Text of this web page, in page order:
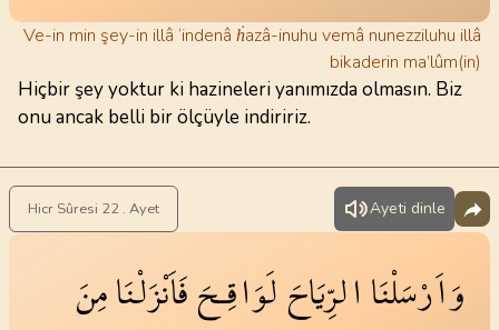
Ve-in min şey-in illâ ‘indenâ ḣazâ-inuhu vemâ nunezziluhu illâ
bikaderin ma’lûm(in)
Hiçbir şey yoktur ki hazineleri yanımızda olmasın. Biz
onu ancak belli bir ölçüyle indiririz.
Hicr Sûresi 22 . Ayet Ayeti dinle
وَاَرْسَلْنَاالرِّيَاحَلَوَاقِـحَفَاَنْزَلْنَامِنَ